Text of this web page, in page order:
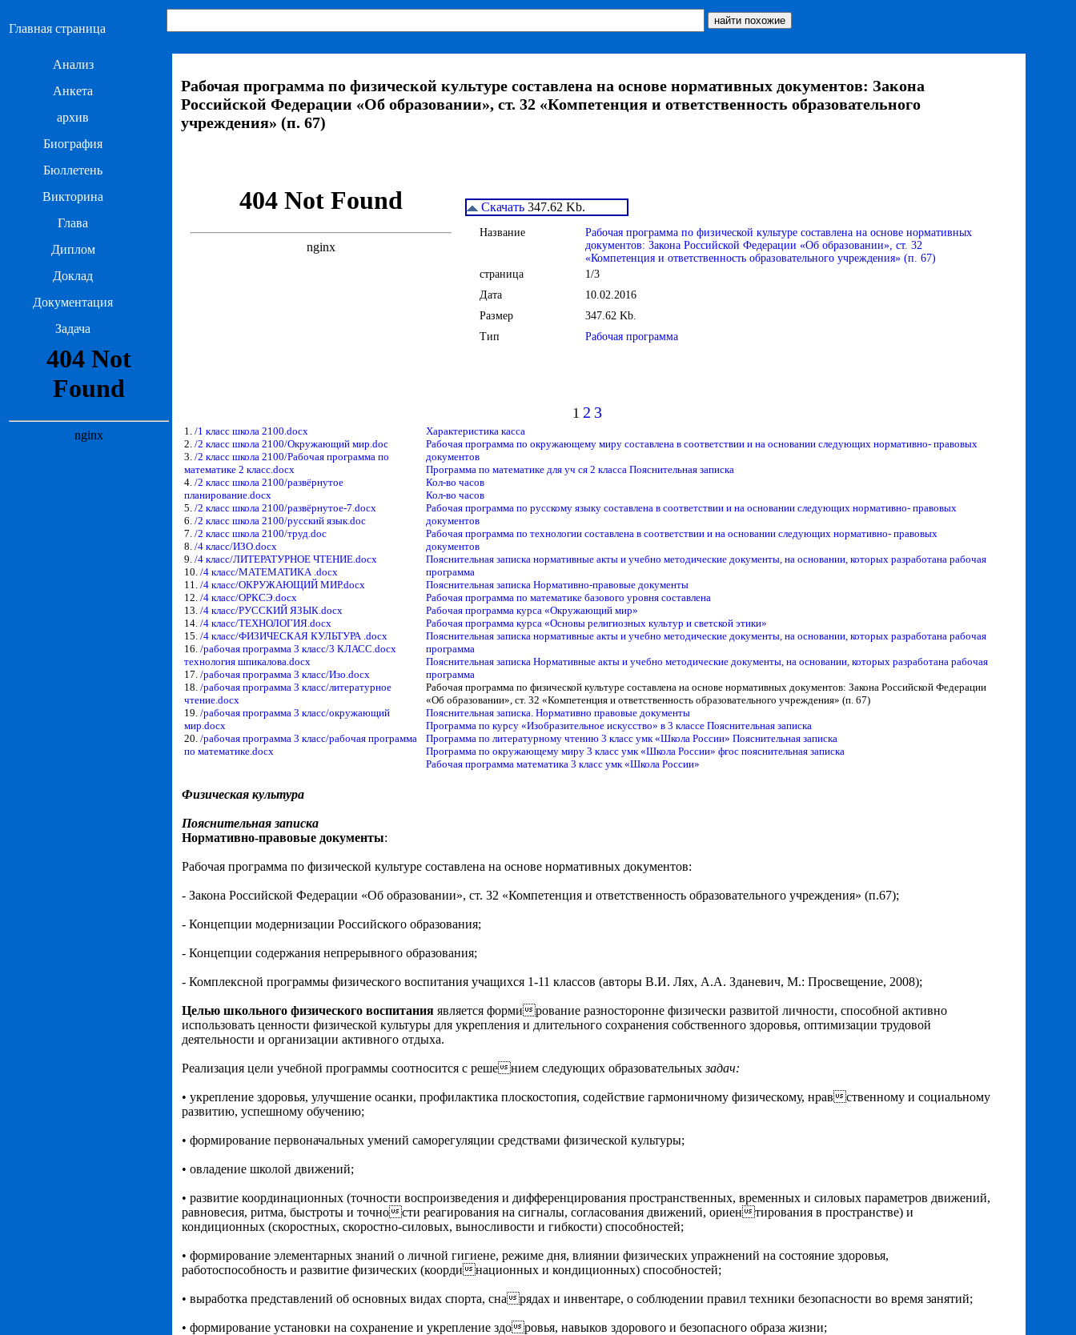
Главная страница
Анализ
Анкета
архив
Биография
Бюллетень
Викторина
Глава
Диплом
Доклад
Документация
Задача
Рабочая программа по физической культуре составлена на основе нормативных документов: Закона
Российской Федерации «Об образовании», ст. 32 «Компетенция и ответственность образовательного
учреждения» (п. 67)
Скачать 347.62 Kb.
Название
Рабочая программа по физической культуре составлена на основе нормативных
документов: Закона Российской Федерации «Об образовании», ст. 32
«Компетенция и ответственность образовательного учреждения» (п. 67)
страница
1/3
Дата
10.02.2016
Размер
347.62 Kb.
Тип
Рабочая программа
1 2 3
1. /1 класс школа 2100.docx
2. /2 класс школа 2100/Окружающий мир.doc
3. /2 класс школа 2100/Рабочая программа по
математике 2 класс.docx
4. /2 класс школа 2100/развёрнутое
планирование.docx
5. /2 класс школа 2100/развёрнутое-7.docx
6. /2 класс школа 2100/русский язык.doc
7. /2 класс школа 2100/труд.doc
8. /4 класс/ИЗО.docx
9. /4 класс/ЛИТЕРАТУРНОЕ ЧТЕНИЕ.docx
10. /4 класс/МАТЕМАТИКА .docx
11. /4 класс/ОКРУЖАЮЩИЙ МИР.docx
12. /4 класс/ОРКСЭ.docx
13. /4 класс/РУССКИЙ ЯЗЫК.docx
14. /4 класс/ТЕХНОЛОГИЯ.docx
15. /4 класс/ФИЗИЧЕСКАЯ КУЛЬТУРА .docx
16. /рабочая программа 3 класс/3 КЛАСС.docx
технология шпикалова.docx
17. /рабочая программа 3 класс/Изо.docx
18. /рабочая программа 3 класс/литературное
чтение.docx
19. /рабочая программа 3 класс/окружающий
мир.docx
20. /рабочая программа 3 класс/рабочая программа
по математике.docx
Характеристика касса
Рабочая программа по окружающему миру составлена в соответствии и на основании следующих нормативно- правовых
документов
Программа по математике для уч ся 2 класса Пояснительная записка
Кол-во часов
Кол-во часов
Рабочая программа по русскому языку составлена в соответствии и на основании следующих нормативно- правовых
документов
Рабочая программа по технологии составлена в соответствии и на основании следующих нормативно- правовых
документов
Пояснительная записка нормативные акты и учебно методические документы, на основании, которых разработана рабочая
программа
Пояснительная записка Нормативно-правовые документы
Рабочая программа по математике базового уровня составлена
Рабочая программа курса «Окружающий мир»
Рабочая программа курса «Основы религиозных культур и светской этики»
Пояснительная записка нормативные акты и учебно методические документы, на основании, которых разработана рабочая
программа
Пояснительная записка Нормативные акты и учебно методические документы, на основании, которых разработана рабочая
программа
Рабочая программа по физической культуре составлена на основе нормативных документов: Закона Российской Федерации
«Об образовании», ст. 32 «Компетенция и ответственность образовательного учреждения» (п. 67)
Пояснительная записка. Нормативно правовые документы
Программа по курсу «Изобразительное искусство» в 3 классе Пояснительная записка
Программа по литературному чтению 3 класс умк «Школа России» Пояснительная записка
Программа по окружающему миру 3 класс умк «Школа России» фгос пояснительная записка
Рабочая программа математика 3 класс умк «Школа России»
Физическая культура
Пояснительная записка
Нормативно-правовые документы:
Рабочая программа по физической культуре составлена на основе нормативных документов:
- Закона Российской Федерации «Об образовании», ст. 32 «Компетенция и ответственность образовательного учреждения» (п.67);
- Концепции модернизации Российского образования;
- Концепции содержания непрерывного образования;
- Комплексной программы физического воспитания учащихся 1-11 классов (авторы В.И. Лях, А.А. Зданевич, М.: Просвещение, 2008);
Целью школьного физического воспитания является формирование разносторонне физически развитой личности, способной активно
использовать ценности физической культуры для укрепления и длительного сохранения собственного здоровья, оптимизации трудовой
деятельности и организации активного отдыха.
Реализация цели учебной программы соотносится с решением следующих образовательныхзадач:
• укрепление здоровья, улучшение осанки, профилактика плоскостопия, содействие гармоничному физическому, нравственному и социальному
развитию, успешному обучению;
• формирование первоначальных умений саморегуляции средствами физической культуры;
• овладение школой движений;
• развитие координационных (точности воспроизведения и дифференцирования пространственных, временных и силовых параметров движений,
равновесия, ритма, быстроты и точности реагирования на сигналы, согласования движений, ориентирования в пространстве) и
кондиционных (скоростных, скоростно-силовых, выносливости и гибкости) способностей;
• формирование элементарных знаний о личной гигиене, режиме дня, влиянии физических упражнений на состояние здоровья,
работоспособность и развитие физических (координационных и кондиционных) способностей;
• выработка представлений об основных видах спорта, снарядах и инвентаре, о соблюдении правил техники безопасности во время занятий;
• формирование установки на сохранение и укрепление здоровья, навыков здорового и безопасного образа жизни;